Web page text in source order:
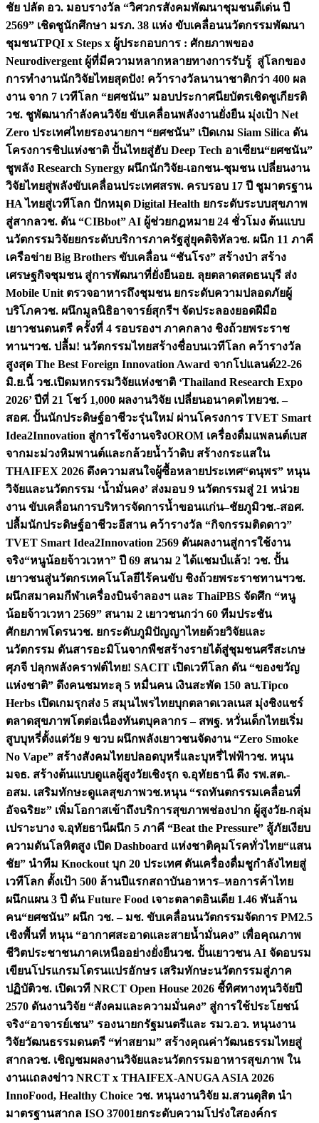
ชัย ปลัด อว. มอบรางวัล “วิศวกรสังคมพัฒนาชุมชนดีเด่น ปี
2569” เชิดชูนักศึกษา มรภ. 38 แห่ง ขับเคลื่อนนวัตกรรมพัฒนา
ชุมชนTPQI x Steps x ผู้ประกอบการ : ศักยภาพของ
Neurodivergent ผู้ที่มีความหลากหลายทางการรับรู้ สู่โลกของ
การทำงานนักวิจัยไทยสุดปัง! คว้ารางวัลนานาชาติกว่า 400 ผล
งาน จาก 7 เวทีโลก “ยศชนัน” มอบประกาศนียบัตรเชิดชูเกียรติ
วช. ชูพัฒนากำลังคนวิจัย ขับเคลื่อนพลังงานยั่งยืน มุ่งเป้า Net
Zero ประเทศไทยรองนายกฯ “ยศชนัน” เปิดเกม Siam Silica ดัน
โครงการชิปแห่งชาติ ปั้นไทยสู่ฮับ Deep Tech อาเซียน“ยศชนัน”
ชูพลัง Research Synergy ผนึกนักวิจัย-เอกชน-ชุมชน เปลี่ยนงาน
วิจัยไทยสู่พลังขับเคลื่อนประเทศสรพ. ครบรอบ 17 ปี ชูมาตรฐาน
HA ไทยสู่เวทีโลก ปักหมุด Digital Health ยกระดับระบบสุขภาพ
สู่สากลวช. ดัน “CIBbot” AI ผู้ช่วยกฎหมาย 24 ชั่วโมง ต้นแบบ
นวัตกรรมวิจัยยกระดับบริการภาครัฐสู่ยุคดิจิทัลวช. ผนึก 11 ภาคี
เครือข่าย Big Brothers ขับเคลื่อน “ชันโรง” สร้างป่า สร้าง
เศรษฐกิจชุมชน สู่การพัฒนาที่ยั่งยืนอย. ลุยตลาดสดธนบุรี ส่ง
Mobile Unit ตรวจอาหารถึงชุมชน ยกระดับความปลอดภัยผู้
บริโภควช. ผนึกมูลนิธิอาจารย์สุกรีฯ จัดประลองยอดฝีมือ
เยาวชนดนตรี ครั้งที่ 4 รอบรองฯ ภาคกลาง ชิงถ้วยพระราช
ทานฯวช. ปลื้ม! นวัตกรรมไทยสร้างชื่อบนเวทีโลก คว้ารางวัล
สูงสุด The Best Foreign Innovation Award จากโปแลนด์22-26
มิ.ย.นี้ วช.เปิดมหกรรมวิจัยแห่งชาติ ‘Thailand Research Expo
2026’ ปีที่ 21 โชว์ 1,000 ผลงานวิจัย เปลี่ยนอนาคตไทยวช. –
สอศ. ปั้นนักประดิษฐ์อาชีวะรุ่นใหม่ ผ่านโครงการ TVET Smart
Idea2Innovation สู่การใช้งานจริงOROM เครื่องดื่มแพลนต์เบส
จากมะม่วงหิมพานต์และกล้วยน้ำว้าดิบ สร้างกระแสใน
THAIFEX 2026 ดึงความสนใจผู้ซื้อหลายประเทศ“ดนุพร” หนุน
วิจัยและนวัตกรรม ‘น้ำมั่นคง’ ส่งมอบ 9 นวัตกรรมสู่ 21 หน่วย
งาน ขับเคลื่อนการบริหารจัดการน้ำขอนแก่น–ชัยภูมิวช.-สอศ.
ปลื้มนักประดิษฐ์อาชีวะอีสาน คว้ารางวัล “กิจกรรมติดดาว”
TVET Smart Idea2Innovation 2569 ดันผลงานสู่การใช้งาน
จริง“หนูน้อยจ้าวเวหา” ปี 69 สนาม 2 ได้แชมป์แล้ว! วช. ปั้น
เยาวชนสู่นวัตกรเทคโนโลยีไร้คนขับ ชิงถ้วยพระราชทานฯวช.
ผนึกสมาคมกีฬาเครื่องบินจำลองฯ และ ThaiPBS จัดศึก “หนู
น้อยจ้าวเวหา 2569” สนาม 2 เยาวชนกว่า 60 ทีมประชัน
ศักยภาพโดรนวช. ยกระดับภูมิปัญญาไทยด้วยวิจัยและ
นวัตกรรม ดันสารอะมิโนจากพืชสร้างรายได้สู่ชุมชนศรีสะเกษ
ศุภจี ปลุกพลังคราฟต์ไทย! SACIT เปิดเวทีโลก ดัน “ของขวัญ
แห่งชาติ” ดึงคนชมทะลุ 5 หมื่นคน เงินสะพัด 150 ลบ.Tipco
Herbs เปิดเกมรุกส่ง 5 สมุนไพรไทยบุกตลาดเวลเนส มุ่งชิงแชร์
ตลาดสุขภาพโตต่อเนื่องทันตบุคลากร – สพฐ. หวั่นเด็กไทยเริ่ม
สูบบุหรี่ตั้งแต่วัย 9 ขวบ ผนึกพลังเยาวชนจัดงาน “Zero Smoke
No Vape” สร้างสังคมไทยปลอดบุหรี่และบุหรี่ไฟฟ้าวช. หนุน
มจธ. สร้างต้นแบบดูแลผู้สูงวัยเชิงรุก จ.อุทัยธานี ดึง รพ.สต.-
อสม. เสริมทักษะดูแลสุขภาพวช.หนุน “รถทันตกรรมเคลื่อนที่
อัจฉริยะ” เพิ่มโอกาสเข้าถึงบริการสุขภาพช่องปาก ผู้สูงวัย-กลุ่ม
เปราะบาง จ.อุทัยธานีผนึก 5 ภาคี “Beat the Pressure” สู้ภัยเงียบ
ความดันโลหิตสูง เปิด Dashboard แห่งชาติคุมโรคทั่วไทย“แสน
ชัย” นำทีม Knockout บุก 20 ประเทศ ดันเครื่องดื่มชูกำลังไทยสู่
เวทีโลก ตั้งเป้า 500 ล้านปีแรกสถาบันอาหาร–หอการค้าไทย
ผนึกแผน 3 ปี ดัน Future Food เจาะตลาดอินเดีย 1.46 พันล้าน
คน“ยศชนัน” ผนึก วช. – มช. ขับเคลื่อนนวัตกรรมจัดการ PM2.5
เชิงพื้นที่ หนุน “อากาศสะอาดและสายน้ำมั่นคง” เพื่อคุณภาพ
ชีวิตประชาชนภาคเหนืออย่างยั่งยืนวช. ปั้นเยาวชน AI จัดอบรม
เขียนโปรแกรมโดรนแปรอักษร เสริมทักษะนวัตกรรมสู่ภาค
ปฏิบัติวช. เปิดเวที NRCT Open House 2026 ชี้ทิศทางทุนวิจัยปี
2570 ดันงานวิจัย “สังคมและความมั่นคง” สู่การใช้ประโยชน์
จริง“อาจารย์เชน” รองนายกรัฐมนตรีและ รมว.อว. หนุนงาน
วิจัยวัฒนธรรมดนตรี “ท่าสยาม” สร้างคุณค่าวัฒนธรรมไทยสู่
สากลวช. เชิญชมผลงานวิจัยและนวัตกรรมอาหารสุขภาพ ใน
งานแถลงข่าว NRCT x THAIFEX-ANUGA ASIA 2026
InnoFood, Healthy Choice วช. หนุนงานวิจัย ม.สวนดุสิต นำ
มาตรฐานสากล ISO 37001ยกระดับความโปร่งใสองค์กร